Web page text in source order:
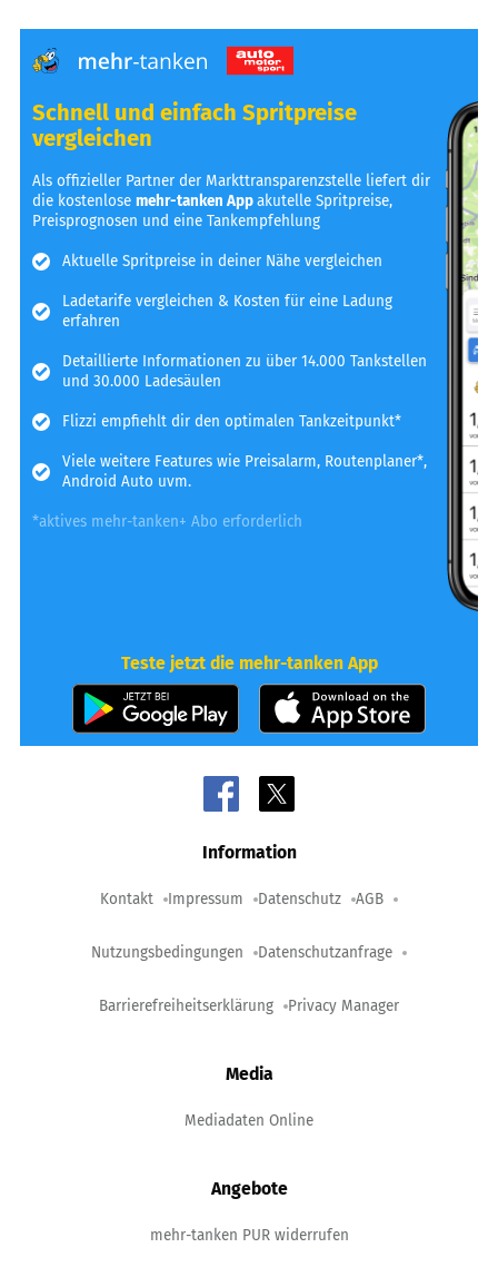
Schnell und einfach Spritpreise
vergleichen
Als offizieller Partner der Markttransparenzstelle liefert dir
die kostenlosemehr-tanken Appakutelle Spritpreise,
Preisprognosen und eine Tankempfehlung
Aktuelle Spritpreise in deiner Nähe vergleichen
Ladetarife vergleichen & Kosten für eine Ladung
erfahren
Detaillierte Informationen zu über 14.000 Tankstellen
und 30.000 Ladesäulen
Flizzi empfiehlt dir den optimalen Tankzeitpunkt*
Viele weitere Features wie Preisalarm, Routenplaner*,
Android Auto uvm.
*aktives mehr-tanken+ Abo erforderlich
Teste jetzt die mehr-tanken App
Information
Kontakt Impressum Datenschutz AGB
Nutzungsbedingungen Datenschutzanfrage
Barrierefreiheitserklärung Privacy Manager
Media
Mediadaten Online
Angebote
mehr-tanken PUR widerrufen